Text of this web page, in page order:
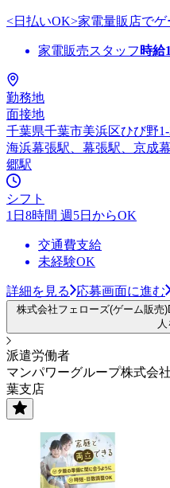
<日払いOK>家電量販店で
家電販売スタッフ 時給
勤務地
面接地
千葉県千葉市美浜区ひび野
海浜幕張駅、幕張駅、京成
郷駅
シフト
1日8時間 週5日からOK
交通費支給
未経験OK
詳細を見る 応募画面に進む
株式会社フェローズ(ゲーム販売
派遣労働者
マンパワーグループ株式会
葉支店